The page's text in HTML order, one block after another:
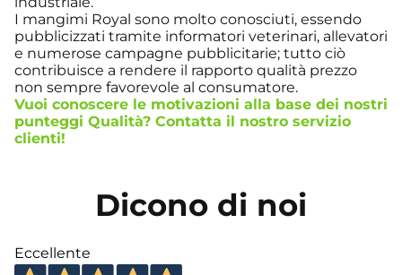
I mangimi Royal sono molto conosciuti, essendo
pubblicizzati tramite informatori veterinari, allevatori
e numerose campagne pubblicitarie; tutto ciò
contribuisce a rendere il rapporto qualità prezzo
non sempre favorevole al consumatore.
Vuoi conoscere le motivazioni alla base dei nostri
punteggi Qualità? Contatta il nostro servizio
clienti!
Dicono di noi
Eccellente